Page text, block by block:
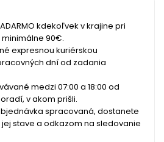
kdekoľvek v krajine pri
90€.
expresnou kuriérskou
dní od zadania
medzi 07:00 a 18:00 od
v akom prišli.
spracovaná, dostanete
stave a odkazom na sledovanie